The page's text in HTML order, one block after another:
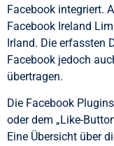
Facebook integriert.
Facebook Ireland
Irland. Die erfassten
Facebook jedoch
übertragen.
Die Facebook
oder dem „Like-
Eine Übersicht über